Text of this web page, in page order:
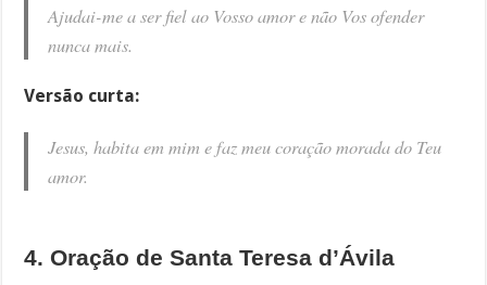
Ajudai-me a ser fiel ao Vosso amor e não Vos ofender
nunca mais.
Versão curta:
Jesus, habita em mim e faz meu coração morada do Teu
amor.
4. Oração de Santa Teresa d’Ávila